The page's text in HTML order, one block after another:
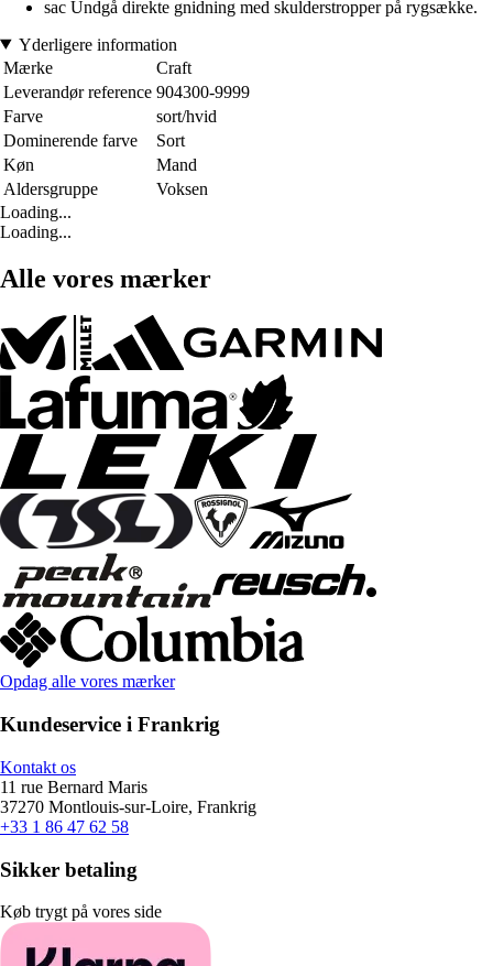
sac Undgå direkte gnidning med skulderstropper på rygsække.
Yderligere information
Mærke
Craft
Leverandør reference 904300-9999
Farve
sort/hvid
Dominerende farve
Sort
Køn
Mand
Aldersgruppe
Voksen
Loading...
Loading...
Alle vores mærker
Opdag alle vores mærker
Kundeservice i Frankrig
Kontakt os
11 rue Bernard Maris
37270 Montlouis-sur-Loire, Frankrig
+33 1 86 47 62 58
Sikker betaling
Køb trygt på vores side